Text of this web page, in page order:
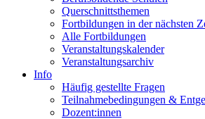
Querschnittsthemen
Fortbildungen in der nächsten
Alle Fortbildungen
Veranstaltungskalender
Veranstaltungsarchiv
Info
Häufig gestellte Fragen
Teilnahmebedingungen &
Dozent:innen